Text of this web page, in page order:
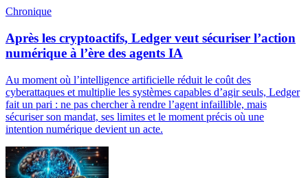
Chronique
Après les cryptoactifs, Ledger veut sécuriser l’action
numérique à l’ère des agents IA
Au moment où l’intelligence artificielle réduit le coût des
cyberattaques et multiplie les systèmes capables d’agir seuls, Ledger
fait un pari : ne pas chercher à rendre l’agent infaillible, mais
sécuriser son mandat, ses limites et le moment précis où une
intention numérique devient un acte.